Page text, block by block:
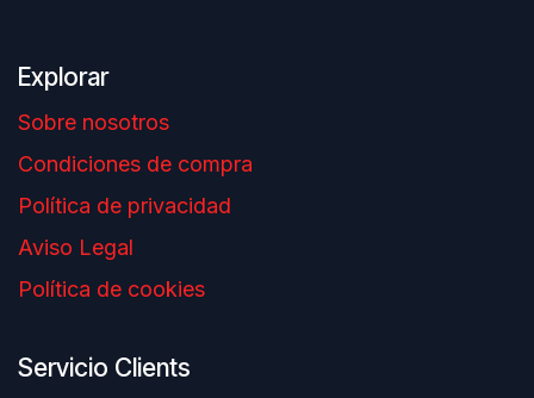
Explorar
Sobre nosotros
Condiciones de compra
Política de privacidad
Aviso Legal
Política de cookies
Servicio Clients